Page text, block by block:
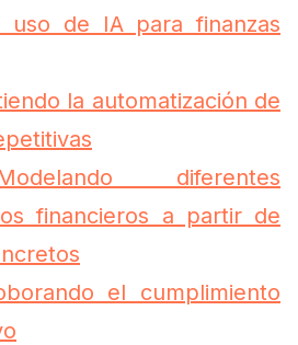
uso de IA para finanzas
la automatización de
diferentes
financieros a partir de
el cumplimiento